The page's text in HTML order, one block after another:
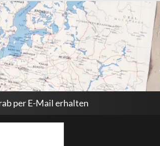
per E-Mail erhalten